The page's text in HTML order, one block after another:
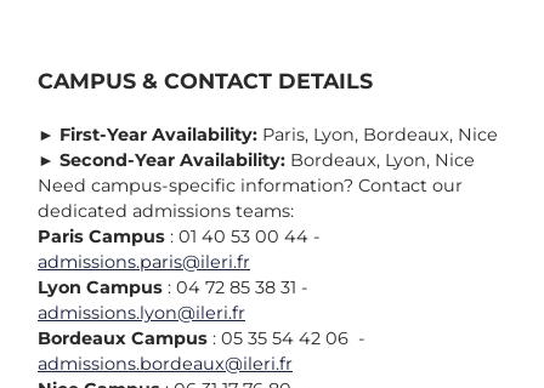
CAMPUS & CONTACT DETAILS
► First-Year Availability: Paris, Lyon, Bordeaux, Nice
► Second-Year Availability: Bordeaux, Lyon, Nice
Need campus-specific information? Contact our
dedicated admissions teams:
Paris Campus : 01 40 53 00 44 -
admissions.paris@ileri.fr
Lyon Campus : 04 72 85 38 31 -
admissions.lyon@ileri.fr
Bordeaux Campus : 05 35 54 42 06 -
admissions.bordeaux@ileri.fr